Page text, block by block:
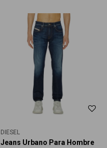
DIESEL
Jeans Urbano Para Hombre